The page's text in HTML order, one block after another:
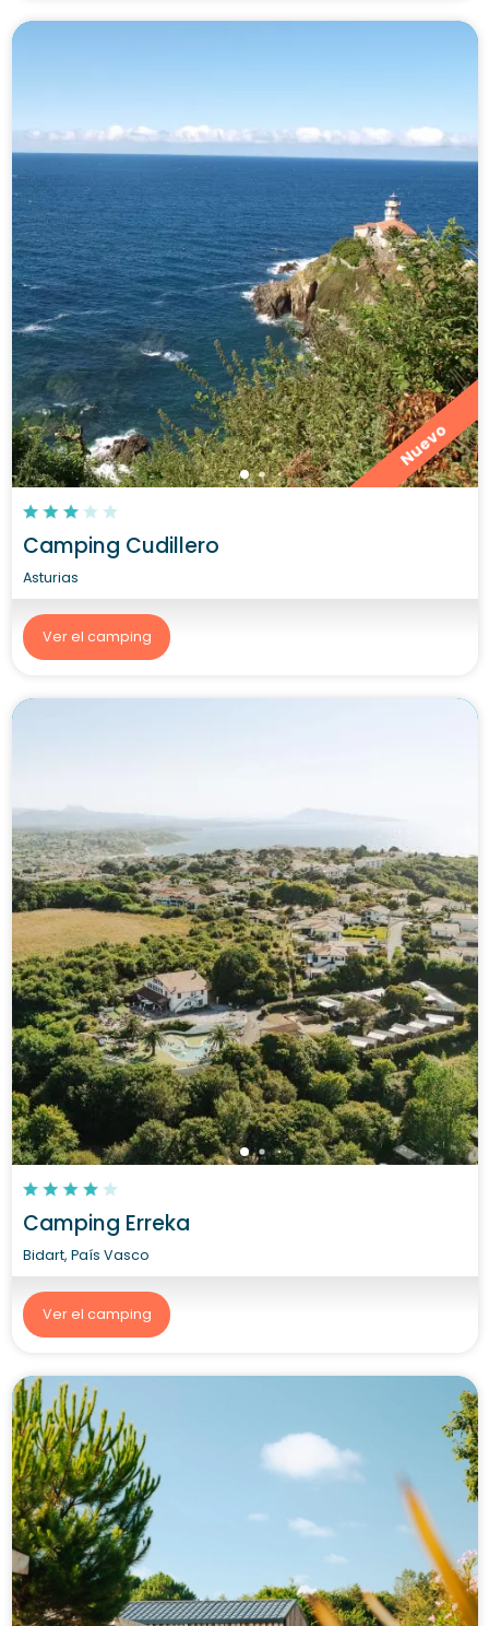
Nuevo
Camping Cudillero
Asturias
Ver el camping
Camping Erreka
Bidart, País Vasco
Ver el camping